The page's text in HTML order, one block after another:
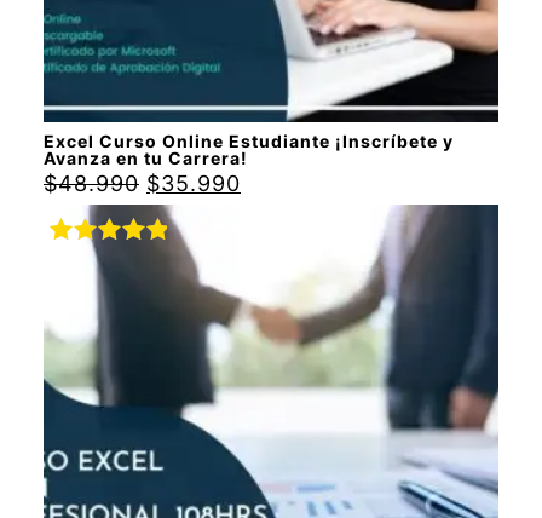
Excel Curso Online Estudiante ¡Inscríbete y
Avanza en tu Carrera!
$48.990 $35.990
Valorado
5.00